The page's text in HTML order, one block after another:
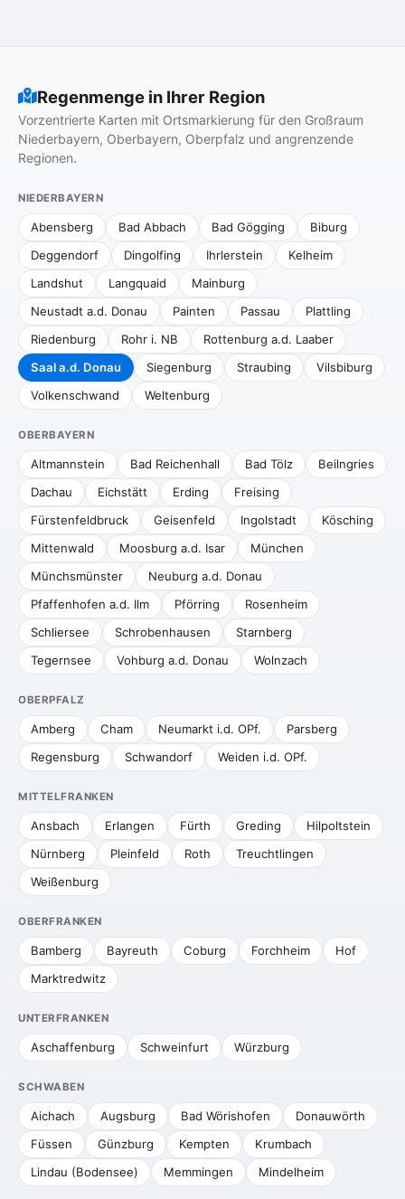
Regenmenge in Ihrer Region
Vorzentrierte Karten mit Ortsmarkierung für den Großraum
Niederbayern, Oberbayern, Oberpfalz und angrenzende
Regionen.
NIEDERBAYERN
Abensberg Bad Abbach Bad Gögging
Biburg
Deggendorf
Dingolfing Ihrlerstein
Kelheim
Landshut
Langquaid
Mainburg
Neustadt a.d. Donau
Painten Passau
Plattling
Riedenburg
Rohr i. NB
Rottenburg a.d. Laaber
Saal a.d. Donau
Siegenburg Straubing
Vilsbiburg
Volkenschwand
Weltenburg
OBERBAYERN
Altmannstein Bad Reichenhall Bad Tölz
Beilngries
Dachau
Eichstätt Erding
Freising
Fürstenfeldbruck
Geisenfeld Ingolstadt
Kösching
Mittenwald
Moosburg a.d. Isar
München
Münchsmünster
Neuburg a.d. Donau
Pfaffenhofen a.d. Ilm
Pförring
Rosenheim
Schliersee
Schrobenhausen
Starnberg
Tegernsee
Vohburg a.d. Donau Wolnzach
OBERPFALZ
Amberg Cham Neumarkt i.d. OPf.
Parsberg
Regensburg
Schwandorf Weiden i.d. OPf.
MITTELFRANKEN
Ansbach Erlangen Fürth Greding
Hilpoltstein
Nürnberg
Pleinfeld Roth
Treuchtlingen
Weißenburg
OBERFRANKEN
Bamberg Bayreuth Coburg Forchheim
Hof
Marktredwitz
UNTERFRANKEN
Aschaffenburg Schweinfurt Würzburg
SCHWABEN
Aichach Augsburg Bad Wörishofen
Donauwörth
Füssen
Günzburg Kempten
Krumbach
Lindau (Bodensee)
Memmingen Mindelheim